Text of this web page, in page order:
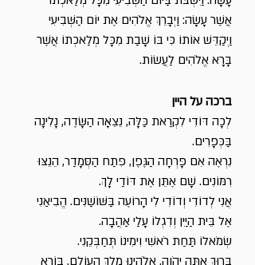
אֲשֶׁר עָשָׂה: וַיְבָרֵךְ אֱלֹהִים אֶת יוֹם הַשְּׁבִיעִי
וַיְקַדֵּשׁ אוֹתוֹ כִּי בּוֹ שָׁבַת מִכָּל מְלַאכְתוֹ אֲשֶׁר
בָּרָא אֱלֹהִים לַעֲשׂוֹת.
ברכה על היין
לְכָה דּוֹדִי לִקְרַאת כַּלָּה, נֵצֵאָה הַשָּׂדֶה, נָלִינָה
בַּכְּפָרִים.
נִרְאֶה אִם פָּרְחָה הַגֶּפֶן, פִּתַח הַסְּמָדַר, הֵנֵצּוּ
רִמּוֹנִים. שָׁם אֶתֵּן אֶת דּוֹדַי לָךְ.
אֲנִי לְדוֹדִי וְדוֹדִי לִי הָרוֹעֶה בַּשּׁוֹשַׁנִּים. הֱבִיאַנִי
אֶל בֵּית הַיַּיִן וְדִגְלוֹ עָלַי אַהֲבָה.
שְׂמֹאלוֹ תַּחַת רֹאשִׁי וִימִינוֹ תְּחַבְּקֵנִי.
בָּרוּךְ אַתָּה יְהֹוָה, אֱלֹהֵינוּ מֶלֶךְ הָעוֹלָם, בּוֹרֵא